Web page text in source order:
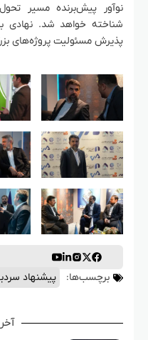
نوآور پیش‌برنده مسیر
شناخته خواهد شد. نهادی
پذیرش مسئولیت پروژه‌های
برچسب‌ها: پیشنهاد